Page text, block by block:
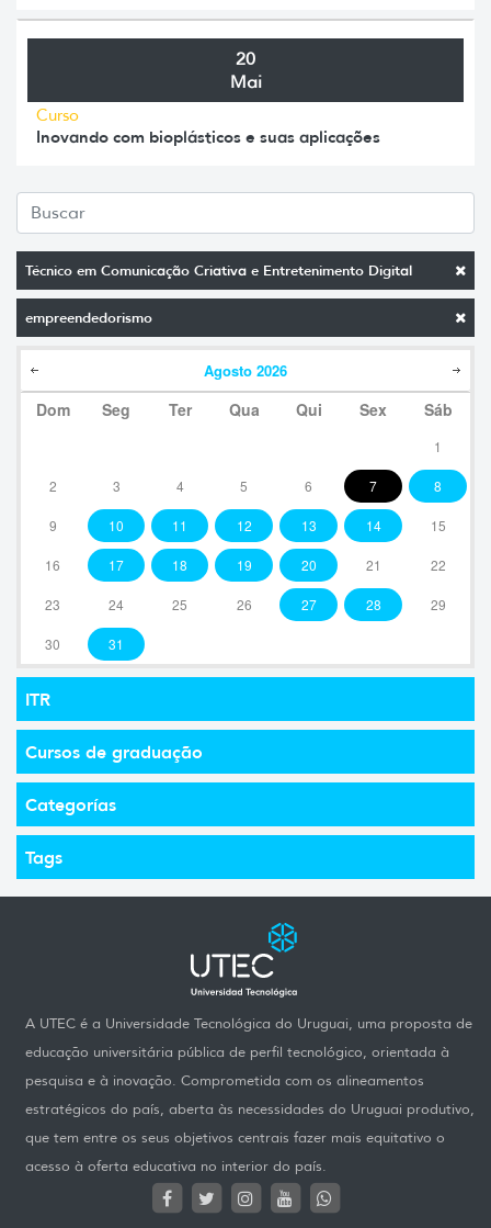
Técnico em Comunicação Criativa e Entretenimento Digital
empreendedorismo
Agosto 2026
Dom Seg Ter Qua Qui Sex Sáb
1
2 3 4 5 6 7 8
9 10 11 12 13 14 15
16 17 18 19 20 21 22
23 24 25 26 27 28 29
30 31
ITR
Cursos de graduação
Categorías
Tags
20
Mai
Curso
Inovando com bioplásticos e suas aplicações
A UTEC é a Universidade Tecnológica do Uruguai, uma proposta de
educação universitária pública de perfil tecnológico, orientada à
pesquisa e à inovação. Comprometida com os alineamentos
estratégicos do país, aberta às necessidades do Uruguai produtivo,
que tem entre os seus objetivos centrais fazer mais equitativo o
acesso à oferta educativa no interior do país.